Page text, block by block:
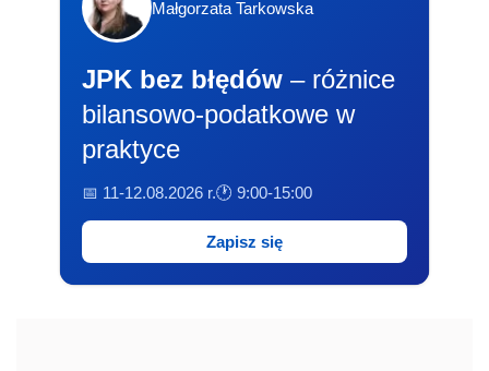
Małgorzata Tarkowska
JPK bez błędów – różnice
bilansowo-podatkowe w
praktyce
📅 11-12.08.2026 r.🕐 9:00-15:00
Zapisz się